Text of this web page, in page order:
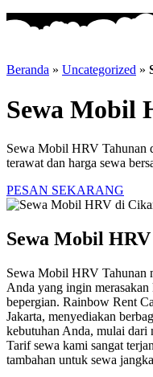
Beranda » Uncategorized »
Sewa Mobil
Sewa Mobil HRV Tahunan
terawat dan harga sewa
PESAN SEKARANG
Sewa Mobil
Sewa Mobil HRV Tahunan
Anda yang ingin merasakan
bepergian. Rainbow Rent
Jakarta, menyediakan
kebutuhan Anda, mulai
Tarif sewa kami sangat
tambahan untuk sewa